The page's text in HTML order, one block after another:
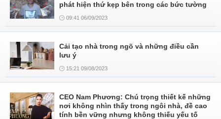
phát hiện thứ kẹp bên trong các bức tường
09:41 06/09/2023
Cải tạo nhà trong ngõ và những điều cần
lưu ý
15:21 09/08/2023
CEO Nam Phương: Chú trọng thiết kế những
nơi không nhìn thấy trong ngôi nhà, đề cao
tính bền vững nhưng không thiếu yếu tố